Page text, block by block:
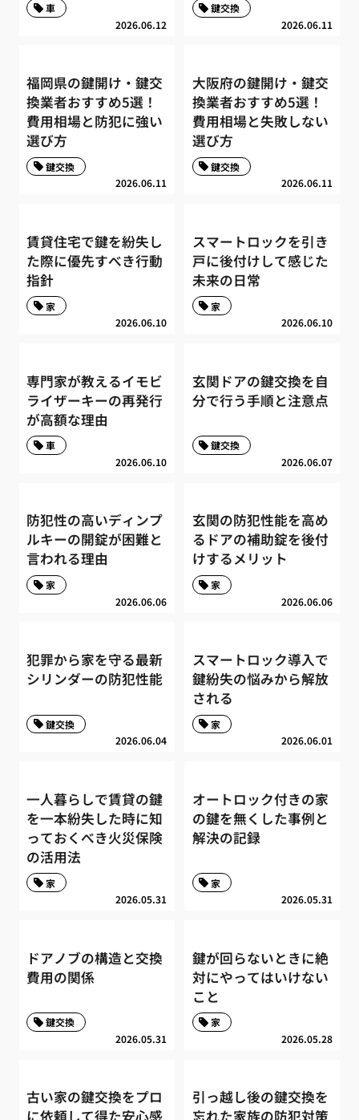
2026.06.12
車
2026.06.11
鍵交換
福岡県の鍵開け・鍵交
換業者おすすめ5選！
費用相場と防犯に強い
選び方
2026.06.11
鍵交換
大阪府の鍵開け・鍵交
換業者おすすめ5選！
費用相場と失敗しない
選び方
2026.06.11
鍵交換
賃貸住宅で鍵を紛失し
た際に優先すべき行動
指針
2026.06.10
家
スマートロックを引き
戸に後付けして感じた
未来の日常
2026.06.10
家
専門家が教えるイモビ
ライザーキーの再発行
が高額な理由
2026.06.10
車
玄関ドアの鍵交換を自
分で行う手順と注意点
2026.06.07
鍵交換
防犯性の高いディンプ
ルキーの開錠が困難と
言われる理由
2026.06.06
家
玄関の防犯性能を高め
るドアの補助錠を後付
けするメリット
2026.06.06
家
犯罪から家を守る最新
シリンダーの防犯性能
2026.06.04
鍵交換
スマートロック導入で
鍵紛失の悩みから解放
される
2026.06.01
家
一人暮らしで賃貸の鍵
を一本紛失した時に知
っておくべき火災保険
の活用法
2026.05.31
家
オートロック付きの家
の鍵を無くした事例と
解決の記録
2026.05.31
家
ドアノブの構造と交換
費用の関係
2026.05.31
鍵交換
鍵が回らないときに絶
対にやってはいけない
こと
2026.05.28
家
古い家の鍵交換をプロ
引っ越し後の鍵交換を